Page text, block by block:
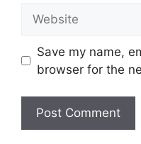
Senarai
Simpanan
Assistant Vice
Save my name,
browser for the